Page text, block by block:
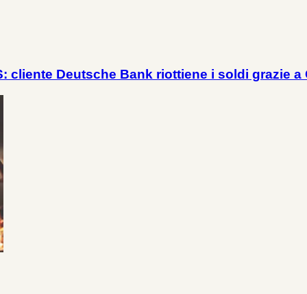
cliente Deutsche Bank riottiene i soldi grazie a